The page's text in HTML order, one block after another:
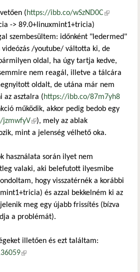
(https://ibb.co/wSzND0C(külső
-> 89.0+linuxmint1+tricia)
szembesültem: időnként "ledermed"
/youtube/ váltotta ki, de
oldal, ha úgy tartja kedve,
nem reagál, illetve a tálcára
oldalt, de utána már nem
az asztalra (https://ibb.co/87m7yh8
működik, akkor pedig bedob egy
jzmwfyV(külső hivatkozás)
), mely az ablak
mint a jelenség vélhető oka.
használata során ilyet nem
valaki, aki belefutott ilyesmibe
hogy visszatérnék a korábbi
és azzal bekkelném ki az
meg egy újabb frissítés (bízva
a problémát).
illetően és ezt találtam:
(külső hivatkozás)